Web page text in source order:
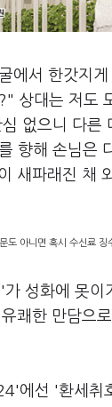
에서 한갓지
상대는 저도
없으니 다른
향해 손님은
새파래진 채
도 아니면 혹시 수신료
성화에 못
쾌한 만담으
에선 '환세취